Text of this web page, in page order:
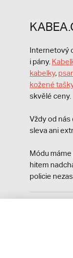
Internetový
i pány.
kabelky,
kožené
skvělé ceny.
Vždy od nás
sleva ani
Módu
hitem
policie
Zároveň je